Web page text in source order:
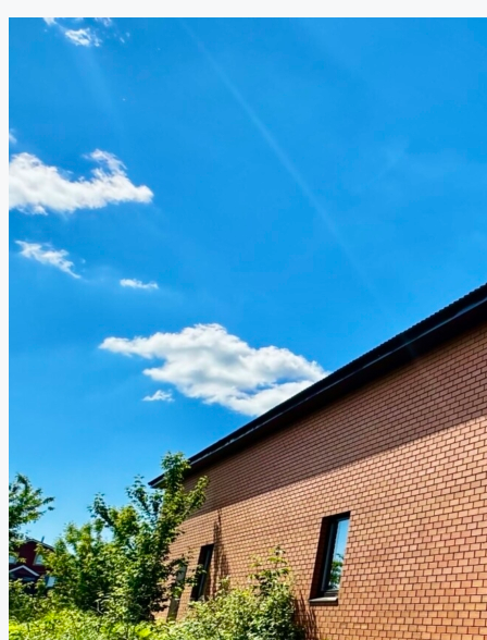
Ипотека
Работа в компании
Избранное0
Продать объект